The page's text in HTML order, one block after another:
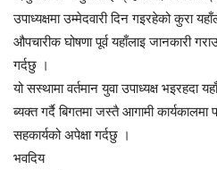
उपाध्यक्षमा उम्मेदवारी दिन गइरहेको कुरा
औपचारीक घोषणा पूर्व यहाँलाइ जानकारी
गर्दछु ।
यो सस्थामा वर्तमान युवा उपाध्यक्ष भइरहदा
ब्यक्त गर्दै बिगतमा जस्तै आगामी
सहकार्यको अपेक्षा गर्दछु ।
भवदिय